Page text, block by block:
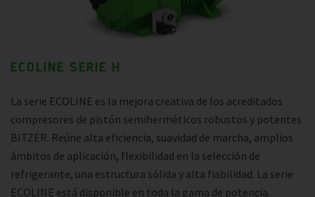
ECOLINE SERIE H
La serie ECOLINE es la mejora creativa de los acreditados
compresores de pistón semiherméticos robustos y potentes
BITZER. Reúne alta eficiencia, suavidad de marcha, amplios
ámbitos de aplicación, flexibilidad en la selección de
refrigerante, una estructura sólida y alta fiabilidad. La serie
ECOLINE está disponible en toda la gama de potencia.